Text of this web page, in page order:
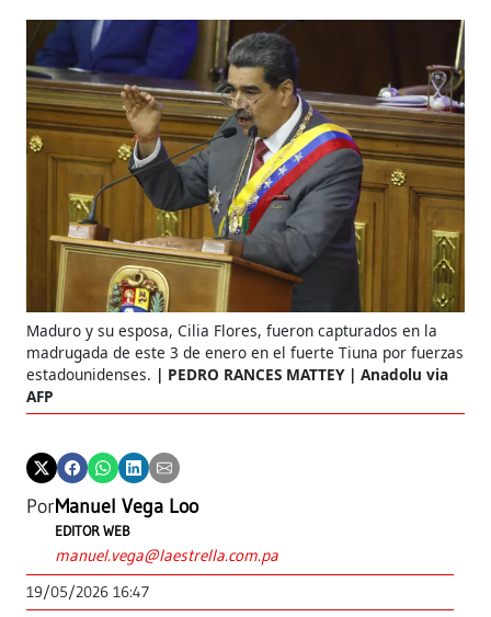
Maduro y su esposa, Cilia Flores, fueron capturados en la
madrugada de este 3 de enero en el fuerte Tiuna por fuerzas
estadounidenses.
PEDRO RANCES MATTEY | Anadolu via
AFP
PorManuel Vega Loo
EDITOR WEB
manuel.vega@laestrella.com.pa
19/05/2026 16:47